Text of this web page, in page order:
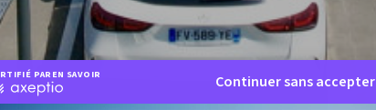
PAR EN SAVOIR PLUS SUR
certifié
Continuer sans accepter